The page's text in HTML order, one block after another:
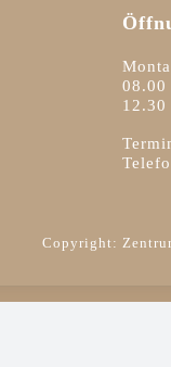
08.00
12.30
Copyright: